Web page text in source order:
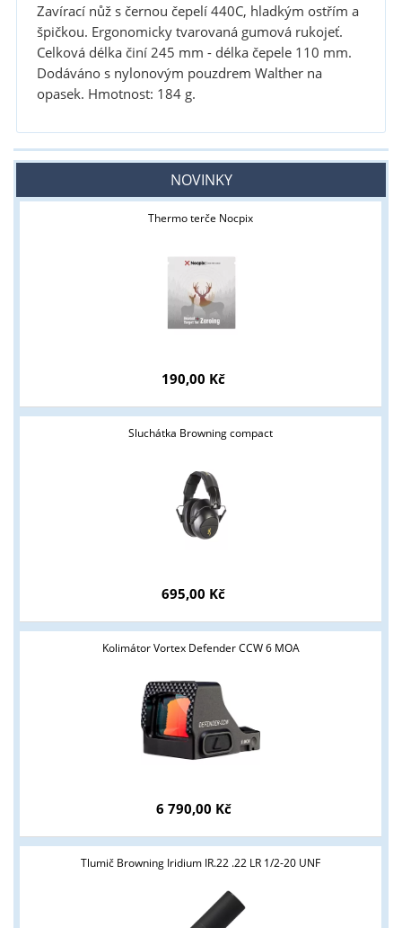
Zavírací nůž s černou čepelí 440C, hladkým ostřím a
špičkou. Ergonomicky tvarovaná gumová rukojeť.
Celková délka činí 245 mm - délka čepele 110 mm.
Dodáváno s nylonovým pouzdrem Walther na
opasek. Hmotnost: 184 g.
NOVINKY
Thermo terče Nocpix
190,00 Kč
Sluchátka Browning compact
695,00 Kč
Kolimátor Vortex Defender CCW 6 MOA
6 790,00 Kč
Tlumič Browning Iridium IR.22 .22 LR 1/2-20 UNF